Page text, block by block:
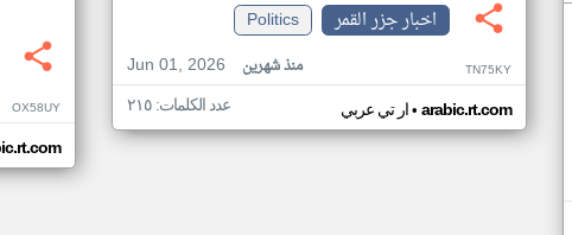
اخبار جزر القمر
Politics
Jun 01, 2026
منذ شهرين TN75KY
ار تي عربي• arabic.rt.com عدد الكلمات: ٢١٥ OX58UY